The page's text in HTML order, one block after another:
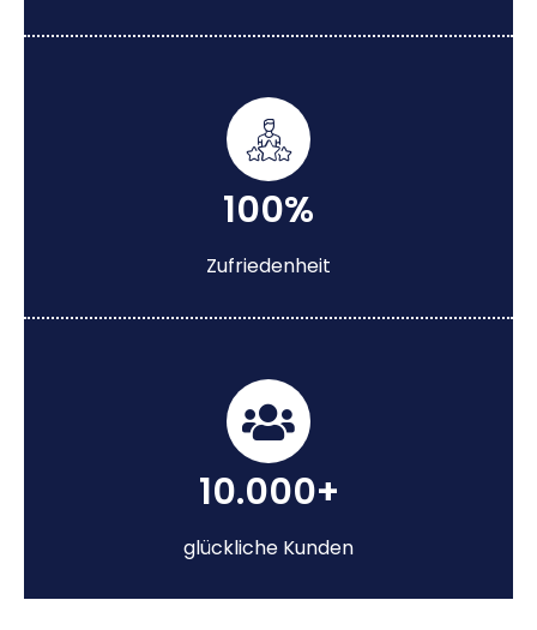
100%
Zufriedenheit
10.000+
glückliche Kunden